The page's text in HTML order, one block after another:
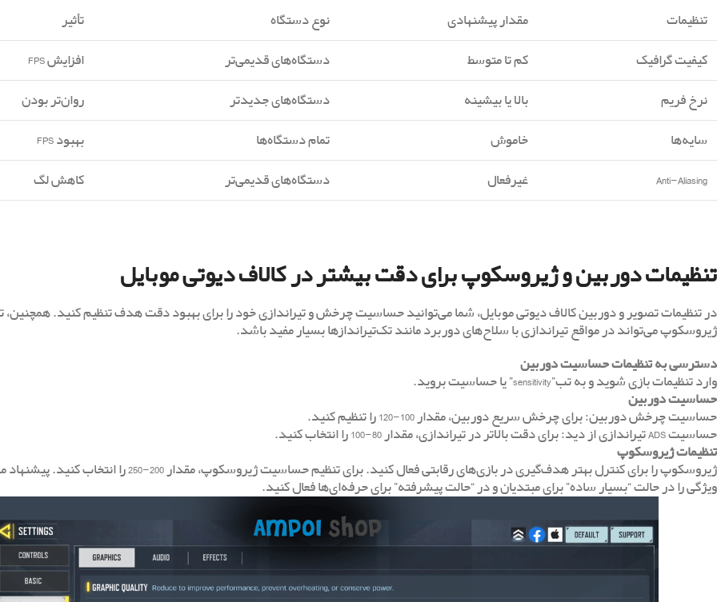
تنظیمات مقدار پیشنهادی نوع دستگاه
تأثیر
کیفیت گرافیک
کم تا متوسط دستگاه‌های قدیمی‌تر
افزایش FPS
نرخ فریم
بالا یا بیشینه دستگاه‌های جدیدتر
روان‌تر بودن
سایه‌ها
خاموش تمام دستگاه‌ها
بهبود FPS
Anti-Aliasing
غیرفعال دستگاه‌های قدیمی‌تر کاهش لگ
تنظیمات دوربین و ژیروسکوپ برای دقت بیشتر در کالاف دیوتی موبایل
در تنظیمات تصویر و دوربین کالاف دیوتی موبایل، شما می‌توانید حساسیت چرخش و تیراندازی خود را برای بهبود دقت هدف تنظیم کنید. همچنین،
ژیروسکوپ می‌تواند در مواقع تیراندازی با سلاح‌های دوربرد مانند تک‌تیراندازها بسیار مفید باشد.
دسترسی به تنظیمات حساسیت دوربین
وارد تنظیمات بازی شوید و به تب”sensitivity” یا حساسیت بروید.
حساسیت دوربین
حساسیت چرخش دوربین: برای چرخش سریع دوربین، مقدار 100-120 را تنظیم کنید.
حساسیت ADS تیراندازی از دید: برای دقت بالاتر در تیراندازی، مقدار 80-100 را انتخاب کنید.
تنظیمات ژیروسکوپ
ژیروسکوپ را برای کنترل بهتر هدف‌گیری در بازی‌های رقابتی فعال کنید. برای تنظیم حساسیت
ویژگی را در حالت “بسیار ساده” برای مبتدیان و در “حالت پیشرفته” برای حرفه‌ای‌ها فعال کنید.